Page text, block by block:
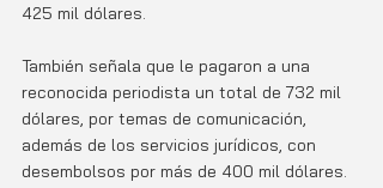
425 mil dólares.
También señala que le pagaron a una
reconocida periodista un total de 732 mil
dólares, por temas de comunicación,
además de los servicios jurídicos, con
desembolsos por más de 400 mil dólares.